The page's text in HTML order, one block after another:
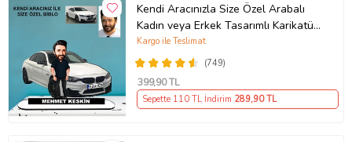
Kendi Aracınızla Size Özel Arabalı
Kadın veya Erkek Tasarımlı Karikatür
Biblo , Babalar Günü Hediyesi,
Erkeğe Hediye, Rent A Car Hediyesi
(749)
Kargo ile Teslimat
399,90 TL
Sepette 110 TL İndirim 289,90 TL